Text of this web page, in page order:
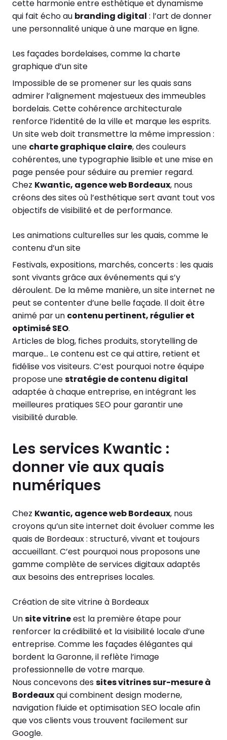
cette harmonie entre esthétique et dynamisme
qui fait écho au branding digital : l’art de donner
une personnalité unique à une marque en ligne.
Les façades bordelaises, comme la charte
graphique d’un site
Impossible de se promener sur les quais sans
admirer l’alignement majestueux des immeubles
bordelais. Cette cohérence architecturale
renforce l’identité de la ville et marque les esprits.
Un site web doit transmettre la même impression :
une charte graphique claire, des couleurs
cohérentes, une typographie lisible et une mise en
page pensée pour séduire au premier regard.
Chez Kwantic, agence web Bordeaux, nous
créons des sites où l’esthétique sert avant tout vos
objectifs de visibilité et de performance.
Les animations culturelles sur les quais, comme le
contenu d’un site
Festivals, expositions, marchés, concerts : les quais
sont vivants grâce aux événements qui s’y
déroulent. De la même manière, un site internet ne
peut se contenter d’une belle façade. Il doit être
animé par un contenu pertinent, régulier et
optimisé SEO.
Articles de blog, fiches produits, storytelling de
marque… Le contenu est ce qui attire, retient et
fidélise vos visiteurs. C’est pourquoi notre équipe
propose unestratégie de contenu digital
adaptée à chaque entreprise, en intégrant les
meilleures pratiques SEO pour garantir une
visibilité durable.
Les services Kwantic :
donner vie aux quais
numériques
Chez Kwantic, agence web Bordeaux, nous
croyons qu’un site internet doit évoluer comme les
quais de Bordeaux : structuré, vivant et toujours
accueillant. C’est pourquoi nous proposons une
gamme complète de services digitaux adaptés
aux besoins des entreprises locales.
Création de site vitrine à Bordeaux
Unsite vitrineest la première étape pour
renforcer la crédibilité et la visibilité locale d’une
entreprise. Comme les façades élégantes qui
bordent la Garonne, il reflète l’image
professionnelle de votre marque.
Nous concevons dessites vitrines sur-mesure à
Bordeauxqui combinent design moderne,
navigation fluide et optimisation SEO locale afin
que vos clients vous trouvent facilement sur
Google.